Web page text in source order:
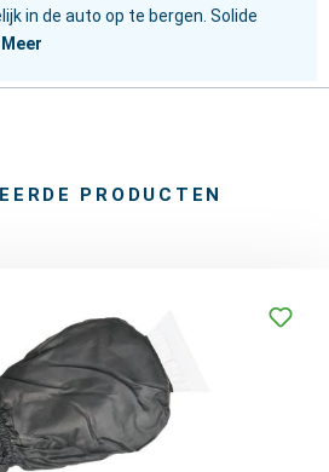
in de auto op te bergen. Solide
Meer
PRODUCTEN